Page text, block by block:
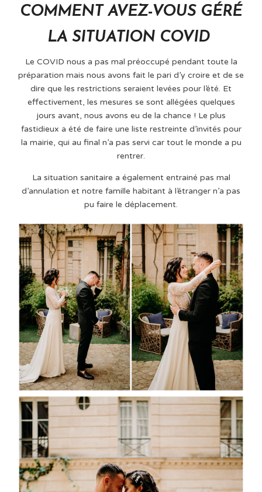
COMMENT AVEZ-VOUS GÉRÉ
LA SITUATION COVID
Le COVID nous a pas mal préoccupé pendant toute la
préparation mais nous avons fait le pari d’y croire et de se
dire que les restrictions seraient levées pour l’été. Et
effectivement, les mesures se sont allégées quelques
jours avant, nous avons eu de la chance ! Le plus
fastidieux a été de faire une liste restreinte d’invités pour
la mairie, qui au final n’a pas servi car tout le monde a pu
rentrer.
La situation sanitaire a également entrainé pas mal
d’annulation et notre famille habitant à l’étranger n’a pas
pu faire le déplacement.